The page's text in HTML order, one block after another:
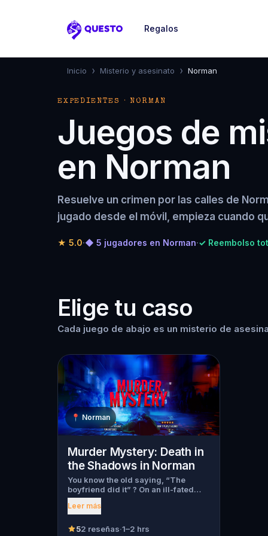
Questo
Regalos
Inicio › Misterio y asesinato › Norman
EXPEDIENTES · NORMAN
Juegos de
en Norman
Resuelve un crimen por las calles de
jugado desde el móvil, empieza cuando
★ 5.0·◆ 5 jugadores en Norman·✓ Reembolso
Elige tu caso
Cada juego de abajo es un misterio de
📍 Norman
Murder Mystery: Death in
the Shadows in Norman
You know the old saying, “The
boyfriend did it” ? On an ill-fated
night, love goes terribly wrong for
Bella Wanderlust and Walter Bridges
found dead during a ghost tour led
Leer más
52 reseñas·1–2 hrs